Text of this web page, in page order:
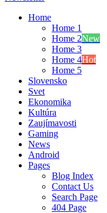
Home
Home 1
Home 2New
Home 3
Home 4Hot
Home 5
Slovensko
Svet
Ekonomika
Kultúra
Zaujímavosti
Gaming
News
Android
Pages
Blog Index
Contact Us
Search Page
404 Page